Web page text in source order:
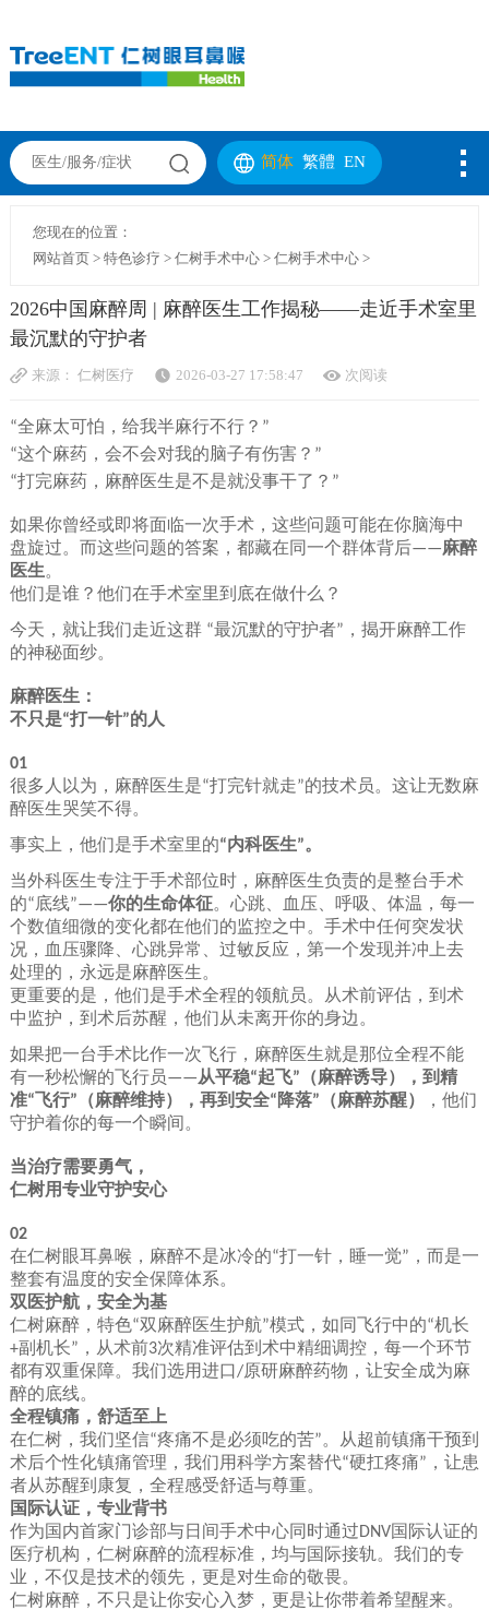
简体 繁體 EN
您现在的位置：
网站首页> 特色诊疗 > 仁树手术中心> 仁树手术中心>
2026中国麻醉周 | 麻醉医生工作揭秘——走近手术室里
最沉默的守护者
来源： 仁树医疗 2026-03-27 17:58:47 次阅读
“全麻太可怕，给我半麻行不行？ ”
“这个麻药，会不会对我的脑子有伤害？ ”
“打完麻药，麻醉医生是不是就没事干了？ ”
如果你曾经或即将面临一次手术，这些问题可能在你脑海中
盘旋过。而这些问题的答案，都藏在同一个群体背后——麻醉
医生。
他们是谁？他们在手术室里到底在做什么？
今天，就让我们走近这群 “最沉默的守护者” ，揭开麻醉工作
的神秘面纱。
麻醉医生：
不只是“打一针”的人
01
很多人以为，麻醉医生是“打完针就走”的技术员。这让无数麻
醉医生哭笑不得。
事实上，他们是手术室里的“内科医生”。
当外科医生专注于手术部位时，麻醉医生负责的是整台手术
的“底线”——你的生命体征。心跳、血压、呼吸、体温，每一
个数值细微的变化都在他们的监控之中。手术中任何突发状
况，血压骤降、心跳异常、过敏反应，第一个发现并冲上去
处理的，永远是麻醉医生。
更重要的是，他们是手术全程的领航员。从术前评估，到术
中监护，到术后苏醒，他们从未离开你的身边。
如果把一台手术比作一次飞行，麻醉医生就是那位全程不能
有一秒松懈的飞行员——从平稳“起飞” （麻醉诱导），到精
准“飞行” （麻醉维持），再到安全“降落” （麻醉苏醒）
，他们
守护着你的每一个瞬间。
当治疗需要勇气，
仁树用专业守护安心
02
在仁树眼耳鼻喉，麻醉不是冰冷的“打一针，睡一觉” ，而是一
整套有温度的安全保障体系。
双医护航，安全为基
仁树麻醉，特色“双麻醉医生护航”模式，如同飞行中的“机长
+副机长” ，从术前3次精准评估到术中精细调控，每一个环节
都有双重保障。我们选用进口/原研麻醉药物，让安全成为麻
醉的底线。
全程镇痛，舒适至上
在仁树，我们坚信“疼痛不是必须吃的苦”。从超前镇痛干预到
术后个性化镇痛管理，我们用科学方案替代“硬扛疼痛” ，让患
者从苏醒到康复，全程感受舒适与尊重。
国际认证，专业背书
作为国内首家门诊部与日间手术中心同时通过DNV国际认证的
医疗机构，仁树麻醉的流程标准，均与国际接轨。我们的专
业，不仅是技术的领先，更是对生命的敬畏。
仁树麻醉，不只是让你安心入梦，更是让你带着希望醒来。